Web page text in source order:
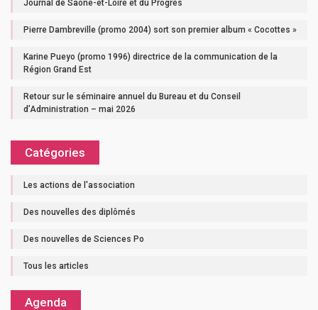
Journal de Saône-et-Loire et du Progrès
Pierre Dambreville (promo 2004) sort son premier album « Cocottes »
Karine Pueyo (promo 1996) directrice de la communication de la
Région Grand Est
Retour sur le séminaire annuel du Bureau et du Conseil
d’Administration – mai 2026
Catégories
Les actions de l'association
Des nouvelles des diplômés
Des nouvelles de Sciences Po
Tous les articles
Agenda